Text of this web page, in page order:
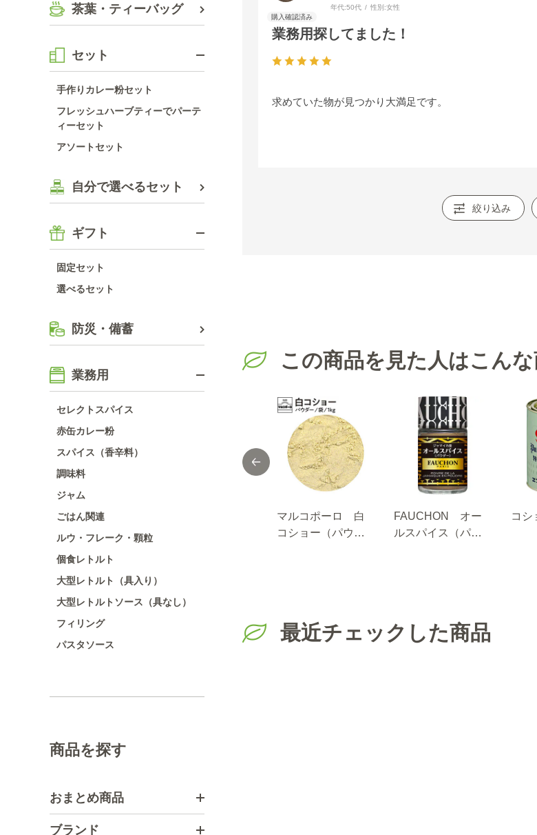
茶葉・ティーバッグ
セット
手作りカレー粉セット
フレッシュハーブティーでパーテ
ィーセット
アソートセット
自分で選べるセット
ギフト
固定セット
選べるセット
防災・備蓄
業務用
セレクトスパイス
赤缶カレー粉
スパイス（香辛料）
調味料
ジャム
ごはん関連
ルウ・フレーク・顆粒
個食レトルト
大型レトルト（具入り）
大型レトルトソース（具なし）
フィリング
パスタソース
商品を探す
おまとめ商品
ブランド
業務用探してました！
年代:50代 性別:女性
求めていた物が見つかり大満足です。
絞り込み
この商品を見た人はこん
セレクト マスター
ド/パウダー/袋1ｋg
マルコポーロ 白
コショー（パウダ
FAUCHON オー
ルスパイス（パウ
コシ
最近チェックした商品